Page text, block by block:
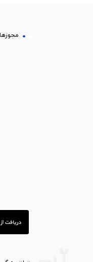
مجوزها